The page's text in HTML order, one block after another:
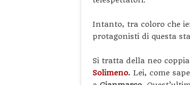
Intanto, tra coloro che
protagonisti di questa
Si tratta della neo
Solimeno. Lei, come